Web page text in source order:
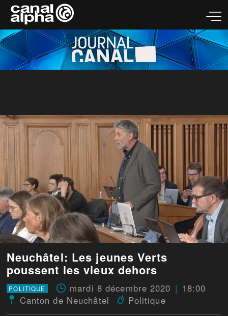
Neuchâtel: Les jeunes Verts
poussent les vieux dehors
POLITIQUE mardi 8 décembre 2020
18:00
Canton de Neuchâtel
Politique